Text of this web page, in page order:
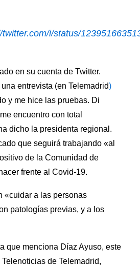
twitter.com/i/status/
en su cuenta de Twitter.
entrevista (en Telemadrid)
y me hice las pruebas. Di
encuentro con total
dicho la presidenta regional.
que seguirá trabajando «al
de la Comunidad de
frente al Covid-19.
«cuidar a las personas
patologías previas, y a los
que menciona Díaz Ayuso, este
de Telemadrid,